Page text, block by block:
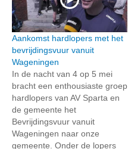
Aankomst hardlopers met het
bevrijdingsvuur vanuit
Wageningen
In de nacht van 4 op 5 mei
bracht een enthousiaste groep
hardlopers van AV Sparta en
de gemeente het
Bevrijdingsvuur vanuit
Wageningen naar onze
gemeente. Onder de lopers